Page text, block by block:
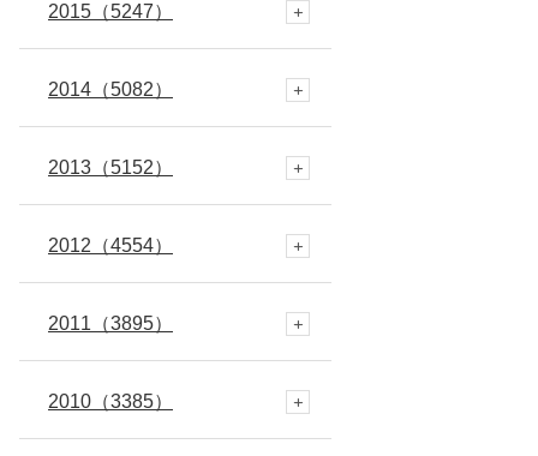
3月 (297)
2月 (301)
1月 (335)
4月 (312)
3月 (312)
2月 (261)
1月 (319)
5月 (308)
4月 (279)
3月 (272)
2月 (309)
1月 (340)
6月 (250)
5月 (362)
4月 (263)
3月 (319)
2月 (299)
1月 (316)
7月 (295)
6月 (253)
5月 (345)
4月 (279)
3月 (268)
2月 (309)
8月 (361)
7月 (208)
6月 (223)
4月 (95)
3月 (586)
2月 (652)
9月 (695)
8月 (686)
7月 (529)
6月 (578)
5月 (688)
4月 (722)
10月(570)
9月 (542)
8月 (663)
7月 (708)
6月 (545)
5月 (673)
11月(459)
10月(264)
9月 (365)
8月 (446)
7月 (477)
6月 (417)
12月(485)
11月(387)
10月(454)
9月 (328)
8月 (378)
7月 (447)
2015 （5247）
12月(466)
11月(412)
10月(438)
9月 (391)
8月 (454)
2014 （5082）
12月(483)
11月(433)
10月(395)
9月 (481)
2013 （5152）
12月(471)
11月(414)
10月(349)
2012 （4554）
12月(391)
11月(388)
2011 （3895）
12月(381)
2010 （3385）